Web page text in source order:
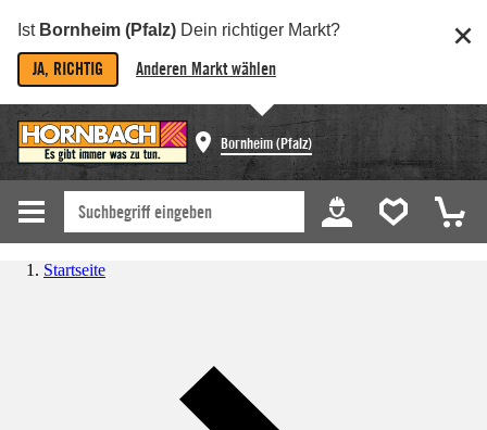
Ist Bornheim (Pfalz) Dein richtiger Markt?
JA, RICHTIG Anderen Markt wählen
Bornheim (Pfalz)
Startseite